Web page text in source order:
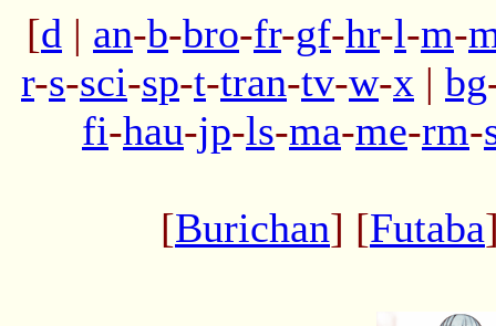
[d | an-b-bro-fr-gf-hr-l-m-
r-s-sci-sp-t-tran-tv-w-x | bg
fi-hau-jp-ls-ma-me-rm-
[Burichan] [Futaba